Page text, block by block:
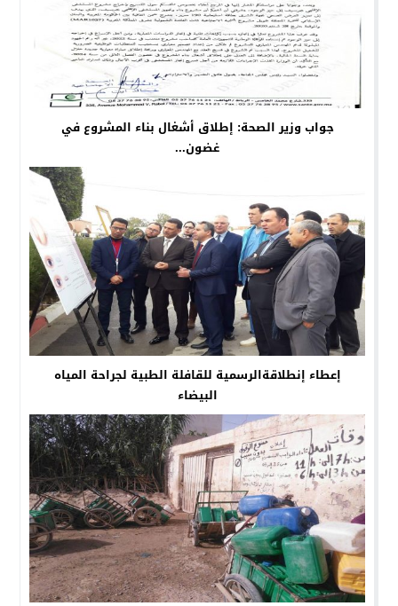
جواب وزير الصحة: إطلاق أشغال بناء المشروع في
غضون...
إعطاء إنطلاقةالرسمية للقافلة الطبية لجراحة المياه
البيضاء